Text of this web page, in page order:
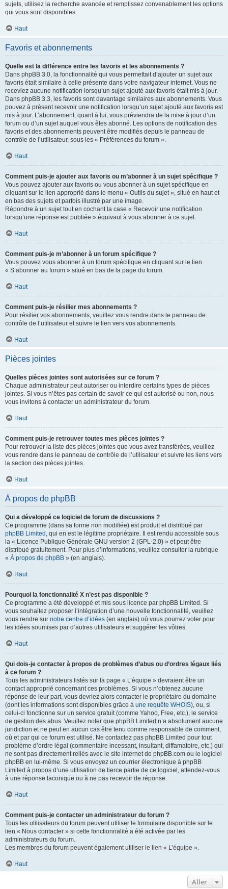
sujets, utilisez la recherche avancée et remplissez convenablement les options
qui vous sont disponibles.
Haut
Favoris et abonnements
Quelle est la différence entre les favoris et les abonnements ?
Dans phpBB 3.0, la fonctionnalité qui vous permettait d’ajouter un sujet aux
favoris était similaire à celle présente dans votre navigateur internet. Vous ne
receviez aucune notification lorsqu’un sujet ajouté aux favoris était mis à jour.
Dans phpBB 3.3, les favoris sont davantage similaires aux abonnements. Vous
pouvez à présent recevoir une notification lorsqu’un sujet ajouté aux favoris est
mis à jour. L’abonnement, quant à lui, vous préviendra de la mise à jour d’un
forum ou d’un sujet auquel vous êtes abonné. Les options de notification des
favoris et des abonnements peuvent être modifiés depuis le panneau de
contrôle de l’utilisateur, sous les « Préférences du forum ».
Haut
Comment puis-je ajouter aux favoris ou m’abonner à un sujet spécifique ?
Vous pouvez ajouter aux favoris ou vous abonner à un sujet spécifique en
cliquant sur le lien approprié dans le menu « Outils du sujet », situé en haut et
en bas des sujets et parfois illustré par une image.
Répondre à un sujet tout en cochant la case « Recevoir une notification
lorsqu’une réponse est publiée » équivaut à vous abonner à ce sujet.
Haut
Comment puis-je m’abonner à un forum spécifique ?
Vous pouvez vous abonner à un forum spécifique en cliquant sur le lien
« S’abonner au forum » situé en bas de la page du forum.
Haut
Comment puis-je résilier mes abonnements ?
Pour résilier vos abonnements, veuillez vous rendre dans le panneau de
contrôle de l’utilisateur et suivre le lien vers vos abonnements.
Haut
Pièces jointes
Quelles pièces jointes sont autorisées sur ce forum ?
Chaque administrateur peut autoriser ou interdire certains types de pièces
jointes. Si vous n’êtes pas certain de savoir ce qui est autorisé ou non, nous
vous invitons à contacter un administrateur du forum.
Haut
Comment puis-je retrouver toutes mes pièces jointes ?
Pour retrouver la liste des pièces jointes que vous avez transférées, veuillez
vous rendre dans le panneau de contrôle de l’utilisateur et suivre les liens vers
la section des pièces jointes.
Haut
À propos de phpBB
Qui a développé ce logiciel de forum de discussions ?
Ce programme (dans sa forme non modifiée) est produit et distribué par
phpBB Limited , qui en est le légitime propriétaire. Il est rendu accessible sous
la « Licence Publique Générale GNU version 2 (GPL-2.0) » et peut être
distribué gratuitement. Pour plus d’informations, veuillez consulter la rubrique
« À propos de phpBB » (en anglais).
Haut
Pourquoi la fonctionnalité X n’est pas disponible ?
Ce programme a été développé et mis sous licence par phpBB Limited. Si
vous souhaitez proposer l’intégration d’une nouvelle fonctionnalité, veuillez
vous rendre sur notre centre d’idées (en anglais) où vous pourrez voter pour
les idées soumises par d’autres utilisateurs et suggérer les vôtres.
Haut
Qui dois-je contacter à propos de problèmes d’abus ou d’ordres légaux liés
à ce forum ?
Tous les administrateurs listés sur la page « L’équipe » devraient être un
contact approprié concernant ces problèmes. Si vous n’obtenez aucune
réponse de leur part, vous devriez alors contacter le propriétaire du domaine
(dont les informations sont disponibles grâce à une requête WHOIS), ou, si
celui-ci fonctionne sur un service gratuit (comme Yahoo, Free, etc.), le service
de gestion des abus. Veuillez noter que phpBB Limited n’a absolument aucune
juridiction et ne peut en aucun cas être tenu comme responsable de comment,
où et par qui ce forum est utilisé. Ne contactez pas phpBB Limited pour tout
problème d’ordre légal (commentaire incessant, insultant, diffamatoire, etc.) qui
ne sont pas directement reliés avec le site internet de phpBB.com ou le logiciel
phpBB en lui-même. Si vous envoyez un courrier électronique à phpBB
Limited à propos d’une utilisation de tierce partie de ce logiciel, attendez-vous
à une réponse laconique ou à ne pas recevoir de réponse.
Haut
Comment puis-je contacter un administrateur du forum ?
Tous les utilisateurs du forum peuvent utiliser le formulaire disponible sur le
lien « Nous contacter » si cette fonctionnalité a été activée par les
administrateurs du forum.
Les membres du forum peuvent également utiliser le lien « L’équipe ».
Haut
Aller